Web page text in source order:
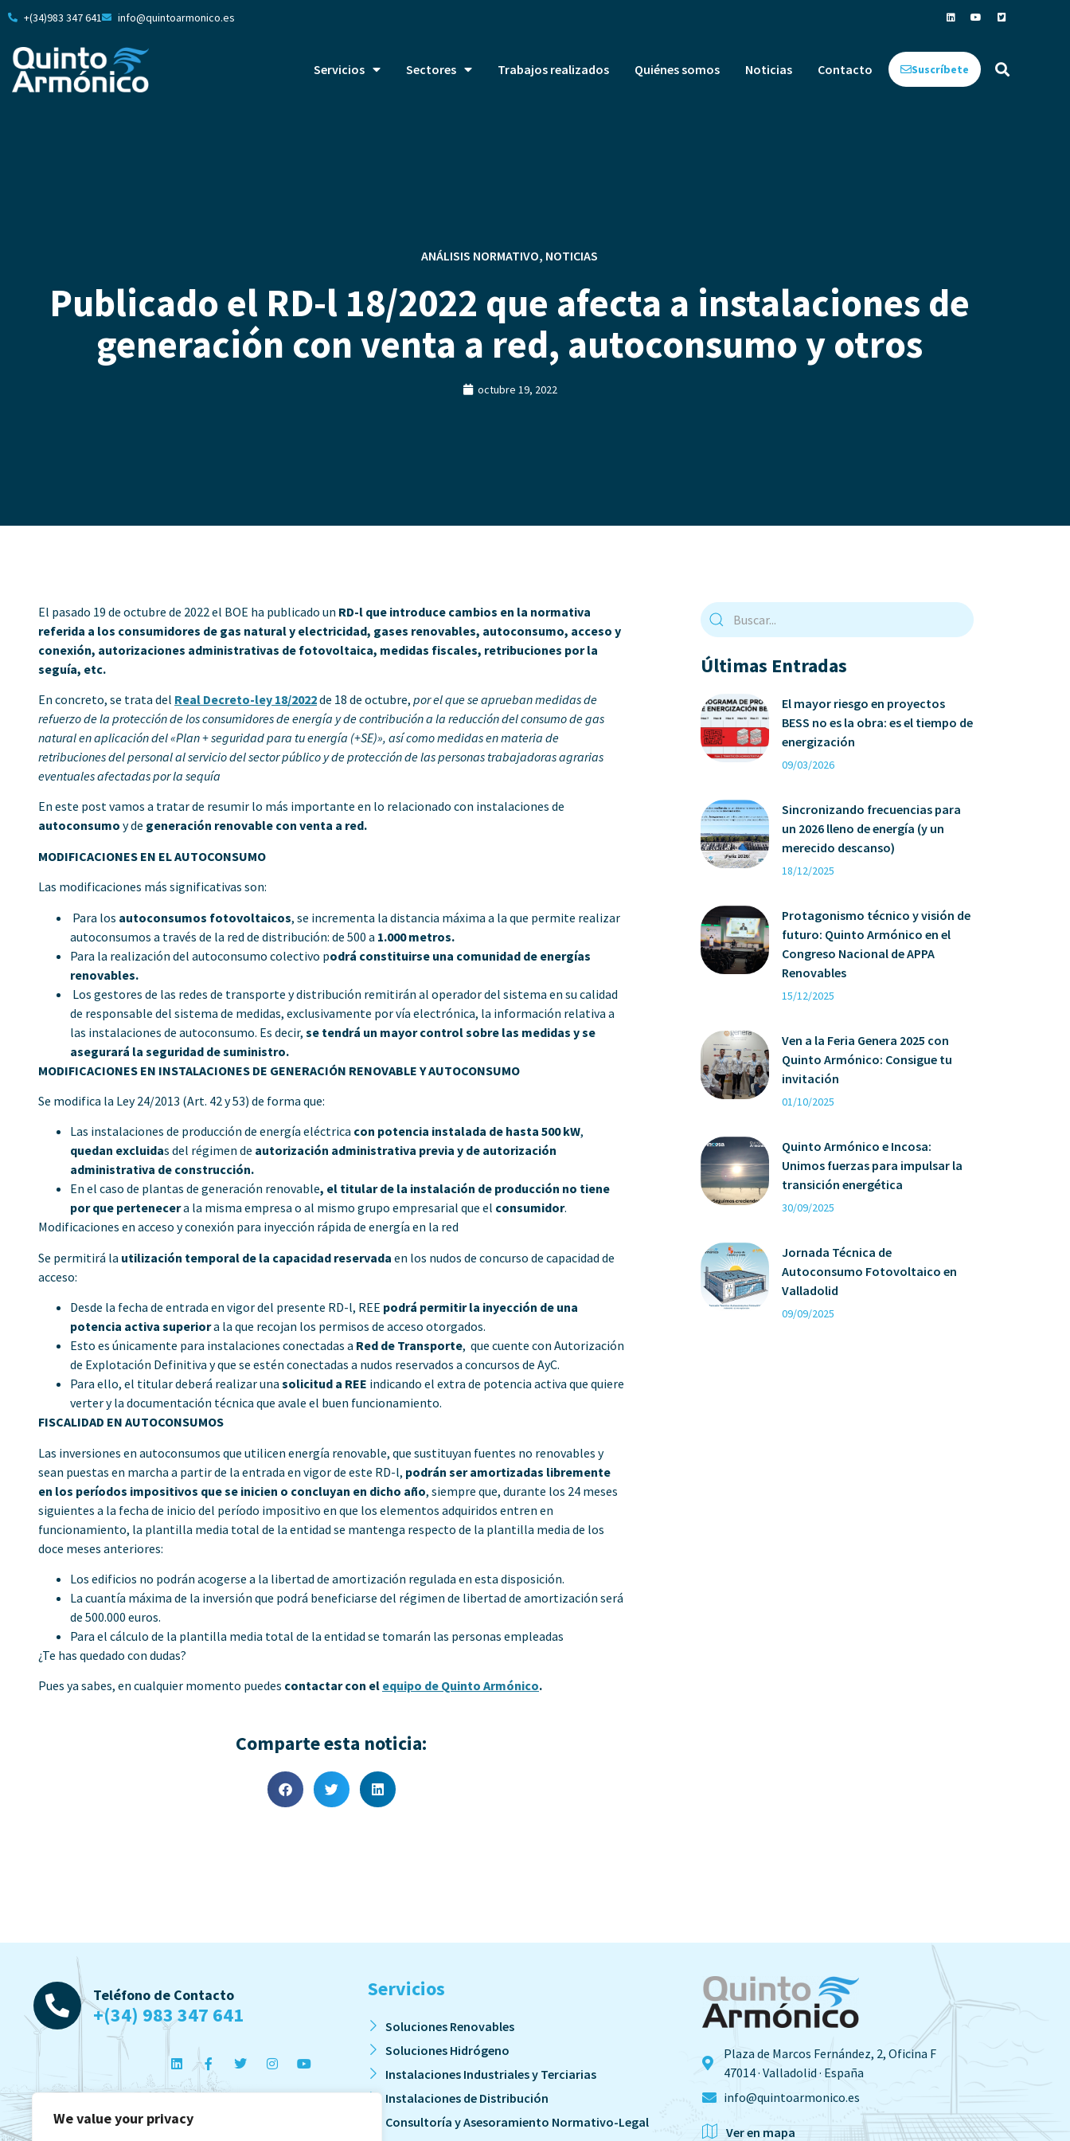
We value your privacy
+(34)983 347 641 info@quintoarmonico.es
Servicios Sectores Trabajos realizados Quiénes somos Noticias Contacto Suscríbete
ANÁLISIS NORMATIVO, NOTICIAS
Publicado el RD-l 18/2022 que afecta a instalaciones de
generación con venta a red, autoconsumo y otros
octubre 19, 2022
El pasado 19 de octubre de 2022 el BOE ha publicado un RD-l que introduce cambios en la normativa
referida a los consumidores de gas natural y electricidad, gases renovables, autoconsumo, acceso y
conexión, autorizaciones administrativas de fotovoltaica, medidas fiscales, retribuciones por la
seguía, etc.
En concreto, se trata del Real Decreto-ley 18/2022de 18 de octubre, por el que se aprueban medidas de
refuerzo de la protección de los consumidores de energía y de contribución a la reducción del consumo de gas
natural en aplicación del «Plan + seguridad para tu energía (+SE)», así comomedidas en materia de
retribuciones del personal al servicio del sector público y de protección de las personas trabajadoras agrarias
eventuales afectadas por la sequía
En este post vamos a tratar de resumir lo más importante en lo relacionado con instalaciones de
autoconsumo y de generación renovable con venta a red.
MODIFICACIONES EN EL AUTOCONSUMO
Las modificaciones más significativas son:
Para los autoconsumos fotovoltaicos, se incrementa la distancia máxima a la que permite realizar
autoconsumos a través de la red de distribución: de 500 a 1.000 metros.
Para la realización del autoconsumo colectivo podrá constituirse una comunidad de energías
renovables.
Los gestores de las redes de transporte y distribución remitirán al operador del sistema en su calidad
de responsable del sistema de medidas, exclusivamente por vía electrónica, la información relativa a
las instalaciones de autoconsumo. Es decir, se tendrá un mayor control sobre las medidas y se
asegurará la seguridad de suministro.
MODIFICACIONES EN INSTALACIONES DE GENERACIÓN RENOVABLE Y AUTOCONSUMO
Se modifica la Ley 24/2013 (Art. 42 y 53) de forma que:
Las instalaciones de producción de energía eléctrica con potencia instalada de hasta 500 kW,
quedan excluidas del régimen de autorización administrativa previa y de autorización
administrativa de construcción.
En el caso de plantas de generación renovable, el titular de la instalación de producción no tiene
por que pertenecera la misma empresa o al mismo grupo empresarial que el consumidor.
Modificaciones en acceso y conexión para inyección rápida de energía en la red
Se permitirá la utilización temporal de la capacidad reservada en los nudos de concurso de capacidad de
acceso:
Desde la fecha de entrada en vigor del presente RD-l, REE podrá permitir la inyección de una
potencia activa superiora la que recojan los permisos de acceso otorgados.
Esto es únicamente para instalaciones conectadas a Red de Transporte, que cuente con Autorización
de Explotación Definitiva y que se estén conectadas a nudos reservados a concursos de AyC.
Para ello, el titular deberá realizar una solicitud a REE indicando el extra de potencia activa que quiere
verter y la documentación técnica que avale el buen funcionamiento.
FISCALIDAD EN AUTOCONSUMOS
Las inversiones en autoconsumos que utilicen energía renovable, que sustituyan fuentes no renovables y
sean puestas en marcha a partir de la entrada en vigor de este RD-l, podrán ser amortizadas libremente
en los períodos impositivos que se inicien o concluyan en dicho año, siempre que, durante los 24 meses
siguientes a la fecha de inicio del período impositivo en que los elementos adquiridos entren en
funcionamiento, la plantilla media total de la entidad se mantenga respecto de la plantilla media de los
doce meses anteriores:
Los edificios no podrán acogerse a la libertad de amortización regulada en esta disposición.
La cuantía máxima de la inversión que podrá beneficiarse del régimen de libertad de amortización será
de 500.000 euros.
Para el cálculo de la plantilla media total de la entidad se tomarán las personas empleadas
¿Te has quedado con dudas?
Pues ya sabes, en cualquier momento puedes contactar con el equipo de Quinto Armónico.
Comparte esta noticia:
Últimas Entradas
El mayor riesgo en proyectos
BESS no es la obra: es el tiempo de
energización
09/03/2026
Sincronizando frecuencias para
un 2026 lleno de energía (y un
merecido descanso)
18/12/2025
Protagonismo técnico y visión de
futuro: Quinto Armónico en el
Congreso Nacional de APPA
Renovables
15/12/2025
Ven a la Feria Genera 2025 con
Quinto Armónico: Consigue tu
invitación
01/10/2025
Quinto Armónico e Incosa:
Unimos fuerzas para impulsar la
transición energética
30/09/2025
Jornada Técnica de
Autoconsumo Fotovoltaico en
Valladolid
09/09/2025
Teléfono de Contacto
+(34) 983 347 641
Servicios
Soluciones Renovables
Soluciones Hidrógeno
Instalaciones Industriales y Terciarias
Instalaciones de Distribución
Consultoría y Asesoramiento Normativo-Legal
Plaza de Marcos Fernández, 2, Oficina F
47014 · Valladolid · España
info@quintoarmonico.es
Ver en mapa